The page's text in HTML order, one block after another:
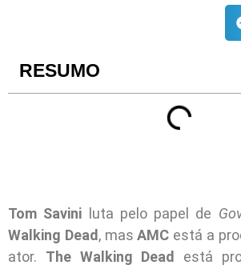
RESUMO
Tom Savini luta pelo papel de
Walking Dead, masAMC está a
ator. The Walking Dead
está